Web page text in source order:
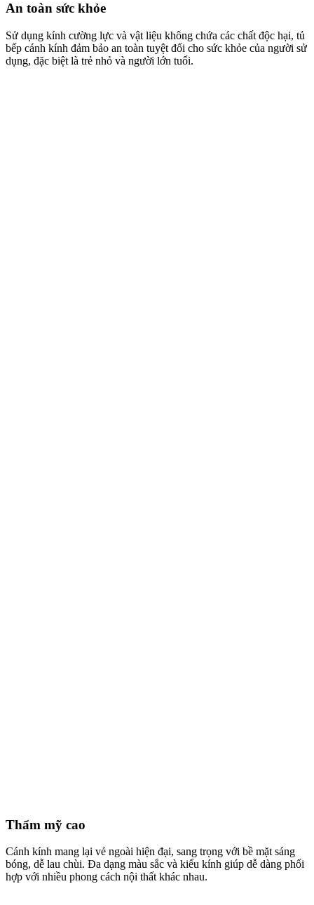
An toàn sức khỏe
Sử dụng kính cường lực và vật liệu không chứa các chất độc hại, tủ
bếp cánh kính đảm bảo an toàn tuyệt đối cho sức khỏe của người sử
dụng, đặc biệt là trẻ nhỏ và người lớn tuổi.
Thẩm mỹ cao
Cánh kính mang lại vẻ ngoài hiện đại, sang trọng với bề mặt sáng
bóng, dễ lau chùi. Đa dạng màu sắc và kiểu kính giúp dễ dàng phối
hợp với nhiều phong cách nội thất khác nhau.